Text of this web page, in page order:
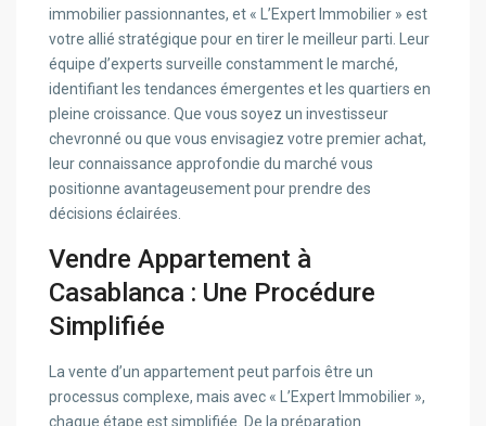
immobilier passionnantes, et « L’Expert Immobilier » est
votre allié stratégique pour en tirer le meilleur parti. Leur
équipe d’experts surveille constamment le marché,
identifiant les tendances émergentes et les quartiers en
pleine croissance. Que vous soyez un investisseur
chevronné ou que vous envisagiez votre premier achat,
leur connaissance approfondie du marché vous
positionne avantageusement pour prendre des
décisions éclairées.
Vendre Appartement à
Casablanca : Une Procédure
Simplifiée
La vente d’un appartement peut parfois être un
processus complexe, mais avec « L’Expert Immobilier »,
chaque étape est simplifiée. De la préparation